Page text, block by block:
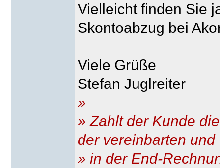
Vielleicht finden Sie
Skontoabzug bei
Viele Grüße
Stefan Juglreiter
»
» Zahlt der Kunde
der vereinbarten und
» in der End-